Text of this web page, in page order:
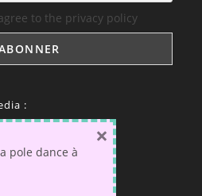
to the privacy policy
:
pole dance à
×